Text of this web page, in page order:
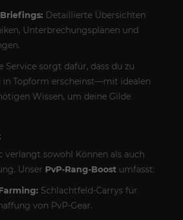
Detaillierte Übersichten
Unterbrechungsplänen und
Service sorgt dafür, dass du zu
in Topform erscheinst—mit idealen
Wissen, um deine Gilde
verlangt sowohl Können als auch
Unser PvP-Rang-Boost umfasst:
Schlachtfeld-Carrys für
von PvP-Gear.